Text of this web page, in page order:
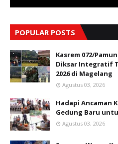
POPULAR POSTS
Kasrem 072/
Diksar Integratif
2026 di Magelang
Agustus 03, 2026
Hadapi Ancaman
Gedung Baru
Agustus 03, 2026